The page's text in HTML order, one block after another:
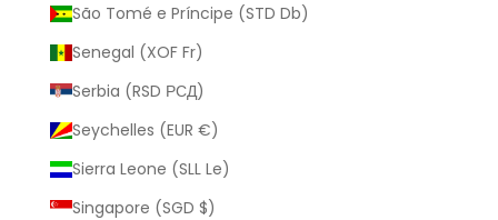
São Tomé e Príncipe (STD Db)
Senegal (XOF Fr)
Serbia (RSD РСД)
Seychelles (EUR €)
Sierra Leone (SLL Le)
Singapore (SGD $)